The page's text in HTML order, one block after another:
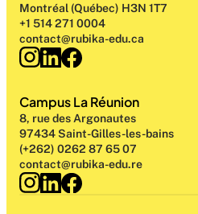
Montréal (Québec) H3N 1T7
+1 514 271 0004
contact@rubika-edu.ca
Campus La Réunion
8, rue des Argonautes
97434 Saint-Gilles-les-bains
(+262) 0262 87 65 07
contact@rubika-edu.re